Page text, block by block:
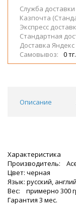
Служба
Казпочта
Экспресс
Стандартная
Доставка
Самовывоз:
0 тг.
Описание
Характеристика
Производитель:
Цвет: черная
Язык: русский,
Вес: примерно 300
Гарантия 3 мес.